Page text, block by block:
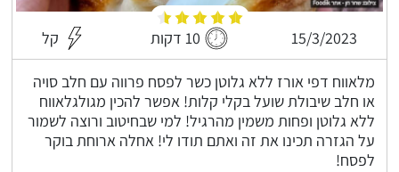
15/3/2023 10 דקות קל
מלאווח דפי אורז ללא גלוטן כשר לפסח פרווה עם חלב סויה
או חלב שיבולת שועל בקלי קלות! אפשר להכין מגולגלאווח
ללא גלוטן ופחות משמין מהרגיל! למי שבחיטוב ורוצה לשמור
על הגזרה תכינו את זה ואתם תודו לי! אחלה ארוחת בוקר
לפסח!